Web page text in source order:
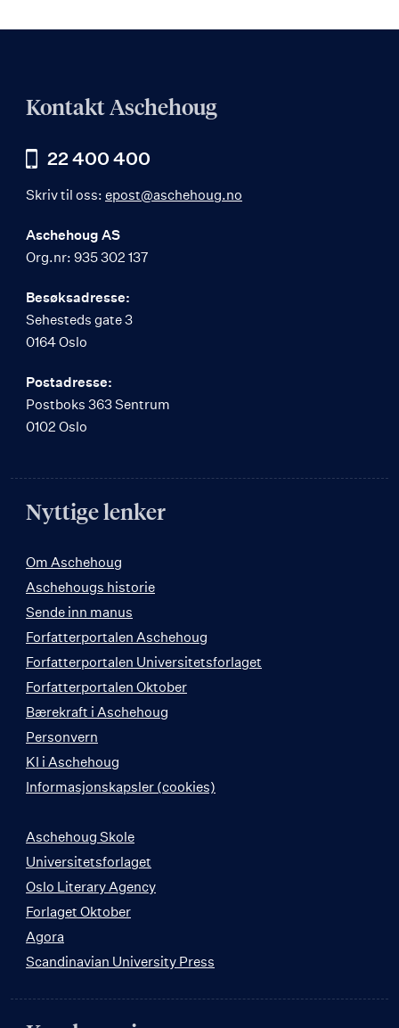
Kontakt Aschehoug
22 400 400
Skriv til oss: epost@aschehoug.no
Aschehoug AS
Org.nr: 935 302 137
Besøksadresse:
Sehesteds gate 3
0164 Oslo
Postadresse:
Postboks 363 Sentrum
0102 Oslo
Nyttige lenker
Om Aschehoug
Aschehougs historie
Sende inn manus
Forfatterportalen Aschehoug
Forfatterportalen Universitetsforlaget
Forfatterportalen Oktober
Bærekraft i Aschehoug
Personvern
KI i Aschehoug
Informasjonskapsler (cookies)
Aschehoug Skole
Universitetsforlaget
Oslo Literary Agency
Forlaget Oktober
Agora
Scandinavian University Press